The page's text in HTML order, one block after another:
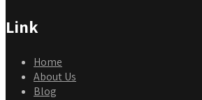
Link
Home
About Us
Blog